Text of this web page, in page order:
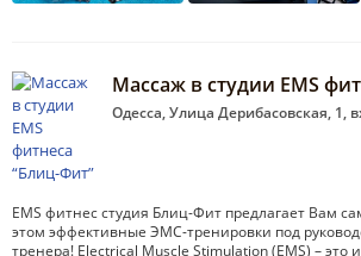
Массаж в студии EMS
Одесса, Улица Дерибасовская, 1,
EMS фитнес студия Блиц-Фит предлагает Вам
этом эффективные ЭМС-тренировки под
тренера! Electrical Muscle Stimulation (EMS) – это